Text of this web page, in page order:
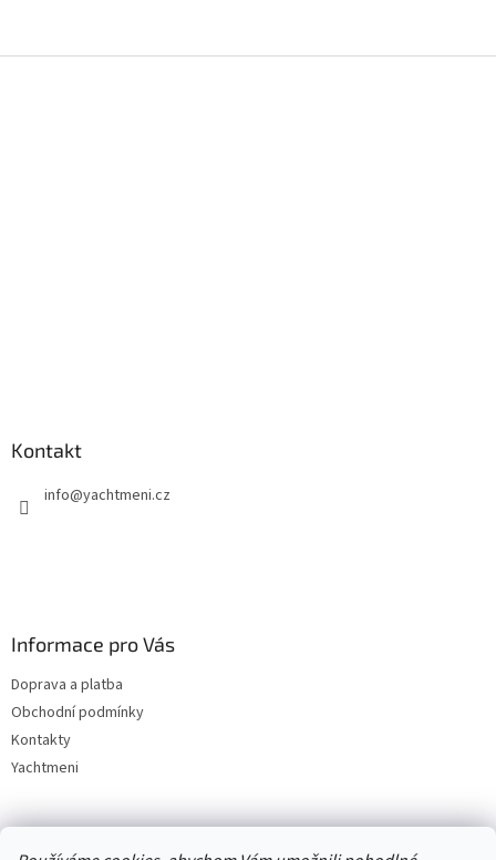
Kontakt
info@yachtmeni.cz
Informace pro Vás
Doprava a platba
Obchodní podmínky
Kontakty
Yachtmeni
Zboží.cz Heureka.cz Yachtmeni ComGate Payments, a.s.